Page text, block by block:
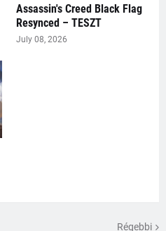
Assassin's Creed Black Flag
Resynced – TESZT
July 08, 2026
Régebbi